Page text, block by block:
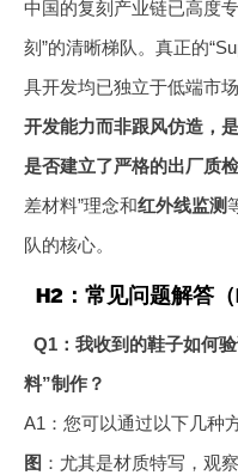
中国的复刻产业链已高度
刻”的清晰梯队。真正的
具开发均已独立于低端市
开发能力而非跟风仿造，
是否建立了严格的出厂质检
差材料”理念和红外线监测
队的核心。
H2：常见问题解答（
Q1：我收到的鞋子如何
料”制作？
A1：您可以通过以下几种
图 ：尤其是材质特写，观